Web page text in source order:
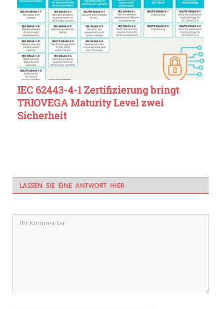
IEC 62443-4-1 Zertifizierung bringt
TRIOVEGA Maturity Level zwei
Sicherheit
LASSEN SIE EINE ANTWORT HIER